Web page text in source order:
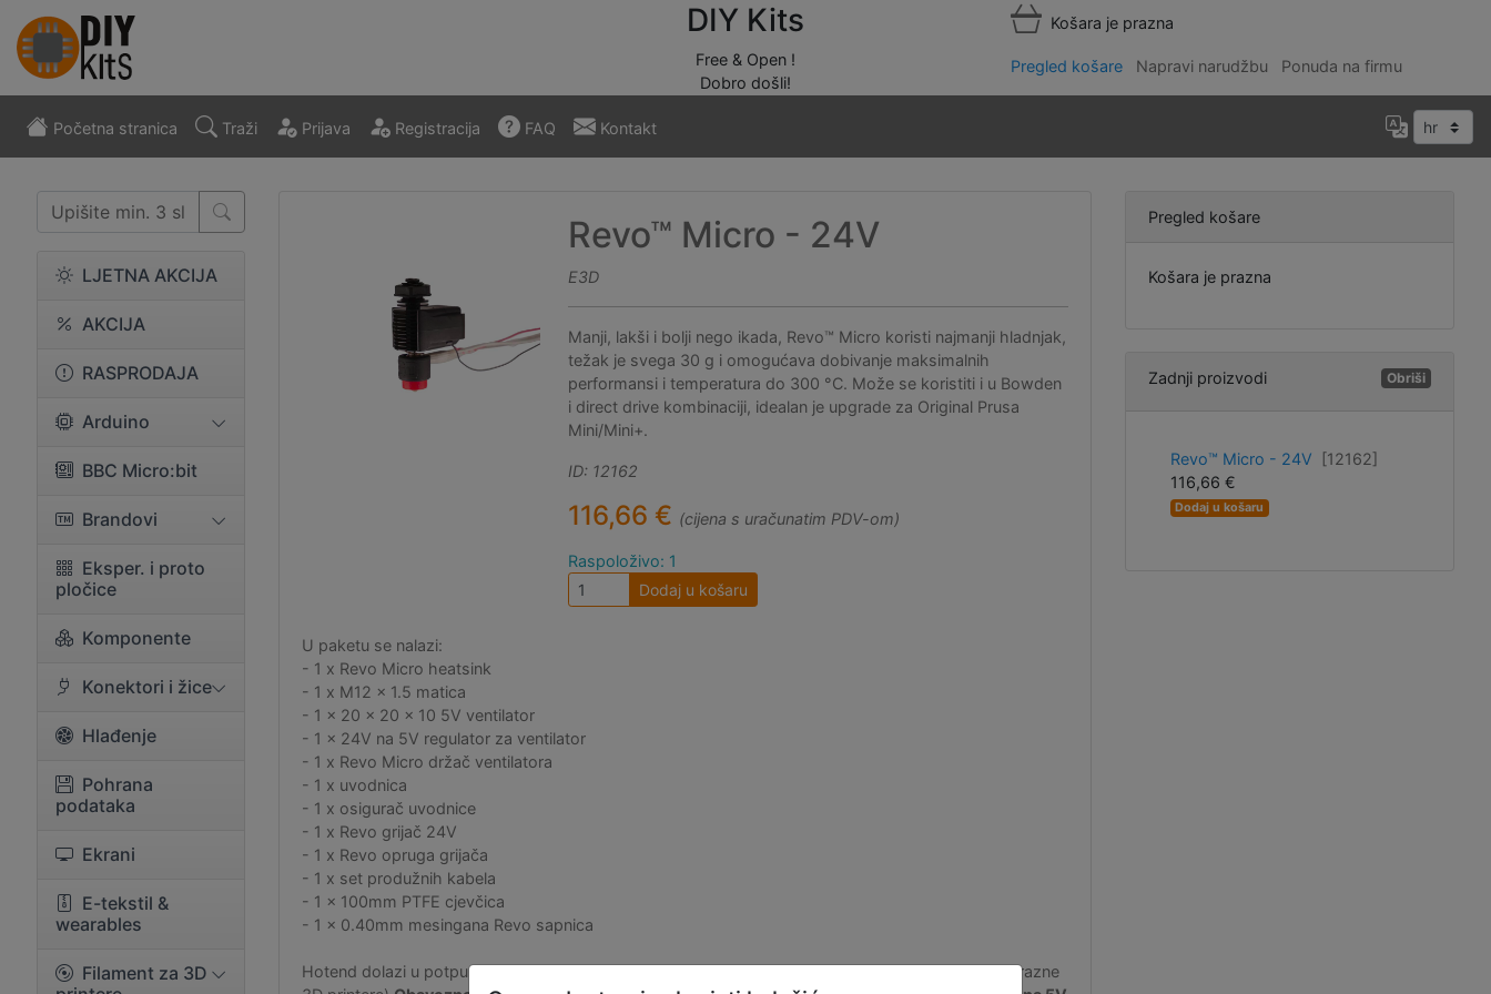
DIY Kits
Free & Open !
Dobro došli!
Košara je prazna
Pregled košare Napravi narudžbu Ponuda na firmu
Početna stranica Traži Prijava Registracija FAQ Kontakt
LJETNA AKCIJA
AKCIJA
RASPRODAJA
Arduino
BBC Micro:bit
Brandovi
Eksper. i proto
pločice
Komponente
Konektori i žice
Hlađenje
Pohrana
podataka
Ekrani
E-tekstil &
wearables
Filament za 3D
Revo™ Micro - 24V
E3D
Manji, lakši i bolji nego ikada, Revo™ Micro koristi najmanji hladnjak,
težak je svega 30 g i omogućava dobivanje maksimalnih
performansi i temperatura do 300 °C. Može se koristiti i u Bowden
i direct drive kombinaciji, idealan je upgrade za Original Prusa
Mini/Mini+.
ID: 12162
116,66 € (cijena s uračunatim PDV-om)
Raspoloživo: 1
Dodaj u košaru
U paketu se nalazi:
- 1 x Revo Micro heatsink
- 1 x M12 x 1.5 matica
- 1 x 20 x 20 x 10 5V ventilator
- 1 x 24V na 5V regulator za ventilator
- 1 x Revo Micro držač ventilatora
- 1 x uvodnica
- 1 x osigurač uvodnice
- 1 x Revo grijač 24V
- 1 x Revo opruga grijača
- 1 x set produžnih kabela
- 1 x 100mm PTFE cjevčica
- 1 x 0.40mm mesingana Revo sapnica
Hotend dolazi u potpunosti sastavljen, bez opreme za montažu (potrebno isprintati adaptere za razne
Pregled košare
Košara je prazna
Zadnji proizvodi Obriši
Revo™ Micro - 24V
[12162]
116,66 €
Dodaj u košaru